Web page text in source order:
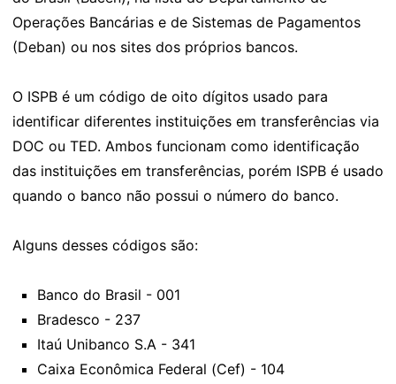
Operações Bancárias e de Sistemas de Pagamentos
(Deban) ou nos sites dos próprios bancos.
O ISPB é um código de oito dígitos usado para
identificar diferentes instituições em transferências via
DOC ou TED. Ambos funcionam como identificação
das instituições em transferências, porém ISPB é usado
quando o banco não possui o número do banco.
Alguns desses códigos são:
Banco do Brasil - 001
Bradesco - 237
Itaú Unibanco S.A - 341
Caixa Econômica Federal (Cef) - 104